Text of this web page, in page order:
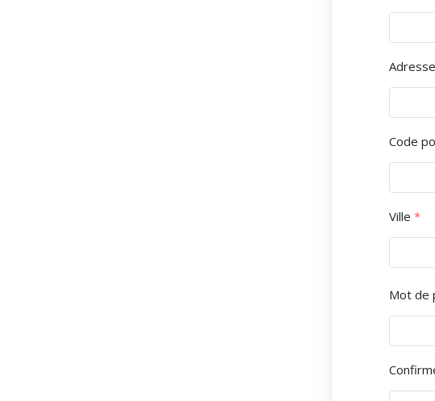
Adresse
Code
Ville *
Mot de